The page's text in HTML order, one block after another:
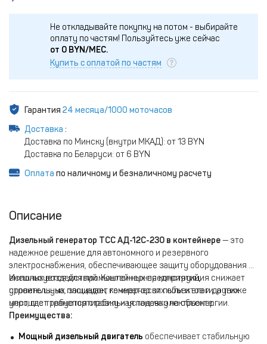
Не откладывайте покупку на потом - выбирайте
оплату по частям! Пользуйтесь уже сейчас
от 0 BYN/МЕС.
Купить с оплатой по частям
Гарантия 24 месяца/1000 моточасов
Доставка :
Доставка по Минску (внутри МКАД): от 13 BYN
Доставка по Беларуси: от 6 BYN
Оплата по наличному и безналичному расчету
Описание
Дизельный генератор ТСС АД-12С-230 в контейнере — это
надежное решение для автономного и резервного
электроснабжения, обеспечивающее защиту оборудования от
внешних воздействий. Контейнерная конструкция снижает
уровень шума, защищает генератор от пыли и влаги, а также
упрощает транспортировку и установку на объекте.
Используется для промышленных предприятий,
строительных площадок, коммерческих объектов и других
мест, где требуется стабильная подача электроэнергии.
Преимущества:
Мощный дизельный двигатель обеспечивает стабильную